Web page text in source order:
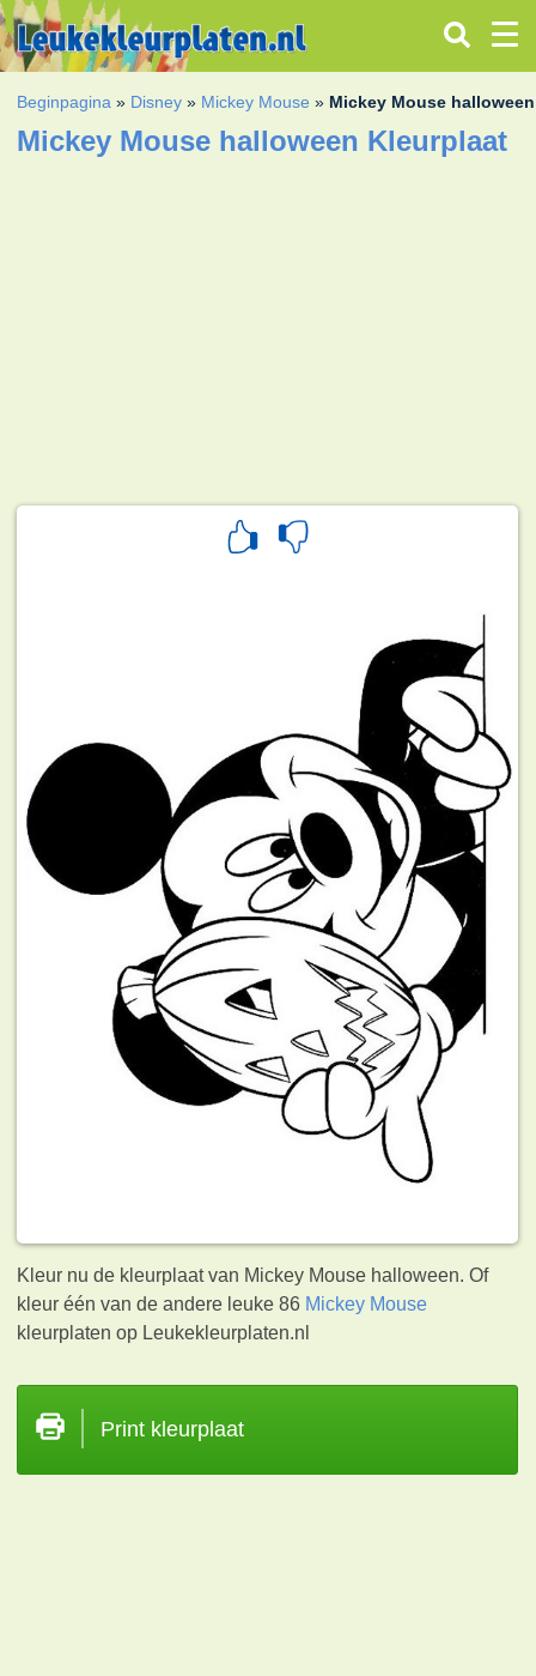
Beginpagina » Disney » Mickey Mouse » Mickey Mouse halloween
Mickey Mouse halloween Kleurplaat
Kleur nu de kleurplaat van Mickey Mouse halloween. Of
kleur één van de andere leuke 86 Mickey Mouse
kleurplaten op Leukekleurplaten.nl
Print kleurplaat